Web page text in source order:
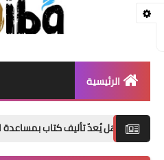
الرئيسية
تأليف كتاب بمساعدة الذكاء